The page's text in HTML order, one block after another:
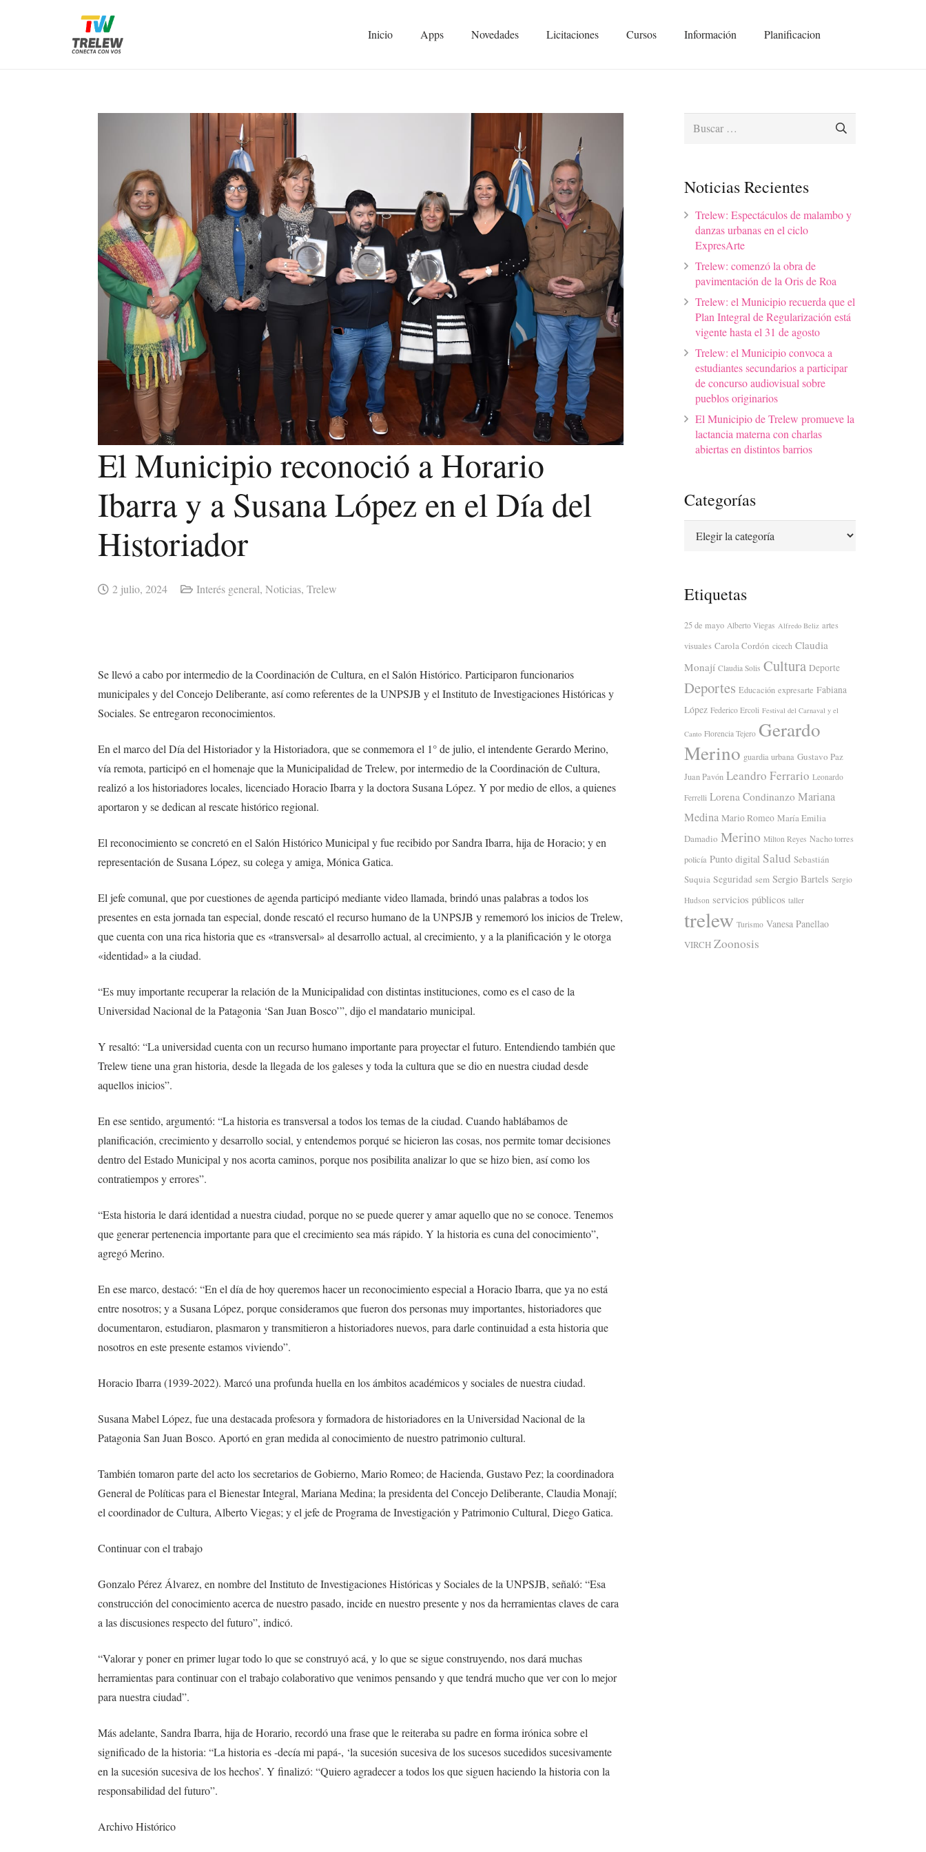
Inicio Apps Novedades Licitaciones Cursos Información Planificacion
El Municipio reconoció a Horario
Ibarra y a Susana López en el Día del
Historiador
2 julio, 2024 Interés general, Noticias, Trelew
Se llevó a cabo por intermedio de la Coordinación de Cultura, en el Salón Histórico. Participaron funcionarios
municipales y del Concejo Deliberante, así como referentes de la UNPSJB y el Instituto de Investigaciones Históricas y
Sociales. Se entregaron reconocimientos.
En el marco del Día del Historiador y la Historiadora, que se conmemora el 1° de julio, el intendente Gerardo Merino,
vía remota, participó en el homenaje que la Municipalidad de Trelew, por intermedio de la Coordinación de Cultura,
realizó a los historiadores locales, licenciado Horacio Ibarra y la doctora Susana López. Y por medio de ellos, a quienes
aportaron y se dedican al rescate histórico regional.
El reconocimiento se concretó en el Salón Histórico Municipal y fue recibido por Sandra Ibarra, hija de Horacio; y en
representación de Susana López, su colega y amiga, Mónica Gatica.
El jefe comunal, que por cuestiones de agenda participó mediante video llamada, brindó unas palabras a todos los
presentes en esta jornada tan especial, donde rescató el recurso humano de la UNPSJB y rememoró los inicios de Trelew,
que cuenta con una rica historia que es «transversal» al desarrollo actual, al crecimiento, y a la planificación y le otorga
«identidad» a la ciudad.
“Es muy importante recuperar la relación de la Municipalidad con distintas instituciones, como es el caso de la
Universidad Nacional de la Patagonia ‘San Juan Bosco’”, dijo el mandatario municipal.
Y resaltó: “La universidad cuenta con un recurso humano importante para proyectar el futuro. Entendiendo también que
Trelew tiene una gran historia, desde la llegada de los galeses y toda la cultura que se dio en nuestra ciudad desde
aquellos inicios”.
En ese sentido, argumentó: “La historia es transversal a todos los temas de la ciudad. Cuando hablábamos de
planificación, crecimiento y desarrollo social, y entendemos porqué se hicieron las cosas, nos permite tomar decisiones
dentro del Estado Municipal y nos acorta caminos, porque nos posibilita analizar lo que se hizo bien, así como los
contratiempos y errores”.
“Esta historia le dará identidad a nuestra ciudad, porque no se puede querer y amar aquello que no se conoce. Tenemos
que generar pertenencia importante para que el crecimiento sea más rápido. Y la historia es cuna del conocimiento”,
agregó Merino.
En ese marco, destacó: “En el día de hoy queremos hacer un reconocimiento especial a Horacio Ibarra, que ya no está
entre nosotros; y a Susana López, porque consideramos que fueron dos personas muy importantes, historiadores que
documentaron, estudiaron, plasmaron y transmitieron a historiadores nuevos, para darle continuidad a esta historia que
nosotros en este presente estamos viviendo”.
Horacio Ibarra (1939-2022). Marcó una profunda huella en los ámbitos académicos y sociales de nuestra ciudad.
Susana Mabel López, fue una destacada profesora y formadora de historiadores en la Universidad Nacional de la
Patagonia San Juan Bosco. Aportó en gran medida al conocimiento de nuestro patrimonio cultural.
También tomaron parte del acto los secretarios de Gobierno, Mario Romeo; de Hacienda, Gustavo Pez; la coordinadora
General de Políticas para el Bienestar Integral, Mariana Medina; la presidenta del Concejo Deliberante, Claudia Monají;
el coordinador de Cultura, Alberto Viegas; y el jefe de Programa de Investigación y Patrimonio Cultural, Diego Gatica.
Continuar con el trabajo
Gonzalo Pérez Álvarez, en nombre del Instituto de Investigaciones Históricas y Sociales de la UNPSJB, señaló: “Esa
construcción del conocimiento acerca de nuestro pasado, incide en nuestro presente y nos da herramientas claves de cara
a las discusiones respecto del futuro”, indicó.
“Valorar y poner en primer lugar todo lo que se construyó acá, y lo que se sigue construyendo, nos dará muchas
herramientas para continuar con el trabajo colaborativo que venimos pensando y que tendrá mucho que ver con lo mejor
para nuestra ciudad”.
Más adelante, Sandra Ibarra, hija de Horario, recordó una frase que le reiteraba su padre en forma irónica sobre el
significado de la historia: “La historia es -decía mi papá-, ‘la sucesión sucesiva de los sucesos sucedidos sucesivamente
en la sucesión sucesiva de los hechos’. Y finalizó: “Quiero agradecer a todos los que siguen haciendo la historia con la
responsabilidad del futuro”.
Archivo Histórico
Buscar:
Noticias Recientes
Trelew: Espectáculos de malambo y
danzas urbanas en el ciclo
ExpresArte
Trelew: comenzó la obra de
pavimentación de la Oris de Roa
Trelew: el Municipio recuerda que el
Plan Integral de Regularización está
vigente hasta el 31 de agosto
Trelew: el Municipio convoca a
estudiantes secundarios a participar
de concurso audiovisual sobre
pueblos originarios
El Municipio de Trelew promueve la
lactancia materna con charlas
abiertas en distintos barrios
Categorías
Etiquetas
25 de mayo Alberto Viegas Alfredo Beliz artes
visuales Carola Cordón cicech Claudia
Monají Claudia Solis Cultura Deporte
Deportes Educación expresarte Fabiana
López Federico Ercoli Festival del Carnaval y el
Canto Florencia Tejero Gerardo
Merino guardia urbana Gustavo Paz
Juan Pavón Leandro Ferrario Leonardo
Ferrelli Lorena Condinanzo Mariana
Medina Mario Romeo María Emilia
Damadio Merino Milton Reyes Nacho torres
policía Punto digital Salud Sebastián
Suquia Seguridad sem Sergio Bartels Sergio
Hudson servicios públicos taller
trelew Turismo Vanesa Panellao
VIRCH Zoonosis